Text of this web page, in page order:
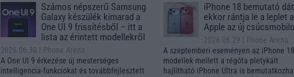
Számos népszerű Samsung
Galaxy készülék kimarad a
One UI 9 frissítésből – itt a
lista az érintett modellekről
2026.06.30
| Phone Arena
A One UI 9 érkezése új mesterséges
intelligencia-funkciókat és továbbfejlesztett
iPhone 18 bemutató
ekkor rántja le a leplet
Apple az új
2026.06.29
| Phone Arena
A szeptemberi eseményen az iPhone
modellek mellett a régóta pletykált
hajlítható iPhone Ultra is